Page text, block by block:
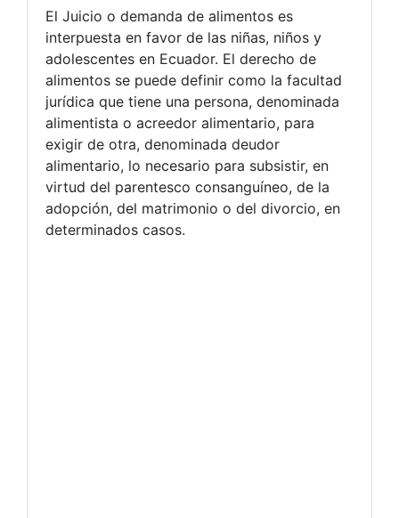
El Juicio o demanda de alimentos es
interpuesta en favor de las niñas, niños y
adolescentes en Ecuador. El derecho de
alimentos se puede definir como la facultad
jurídica que tiene una persona, denominada
alimentista o acreedor alimentario, para
exigir de otra, denominada deudor
alimentario, lo necesario para subsistir, en
virtud del parentesco consanguíneo, de la
adopción, del matrimonio o del divorcio, en
determinados casos.